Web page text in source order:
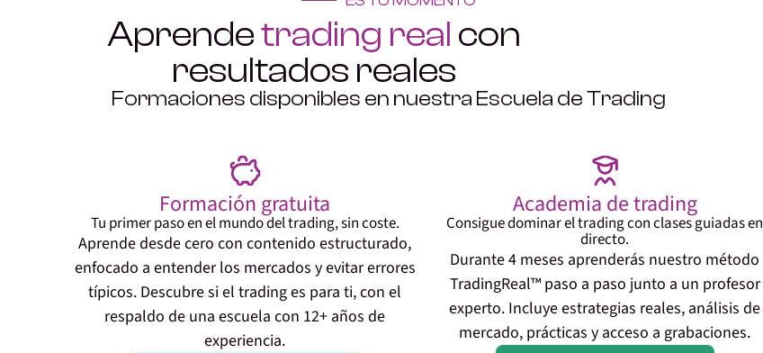
Aprendetrading real con
resultados reales
Formaciones disponibles en nuestra Escuela de Trading
Formación gratuita
Tu primer paso en el mundo del trading, sin coste.
Aprende desde cero con contenido estructurado,
enfocado a entender los mercados y evitar errores
típicos. Descubre si el trading es para ti, con el
respaldo de una escuela con 12+ años de
experiencia.
Academia de trading
Consigue dominar el trading con clases guiadas en
directo.
Durante 4 meses aprenderás nuestro método
TradingReal™ paso a paso junto a un profesor
experto. Incluye estrategias reales, análisis de
mercado, prácticas y acceso a grabaciones.